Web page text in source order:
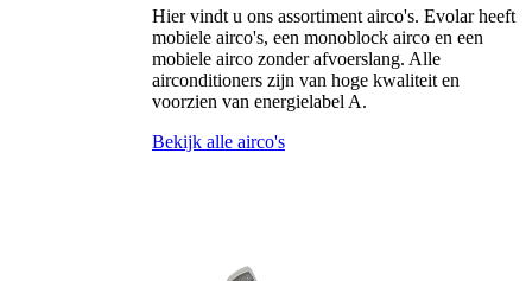
Hier vindt u ons assortiment airco's. Evolar heeft
mobiele airco's, een monoblock airco en een
mobiele airco zonder afvoerslang. Alle
airconditioners zijn van hoge kwaliteit en
voorzien van energielabel A.
Bekijk alle airco's